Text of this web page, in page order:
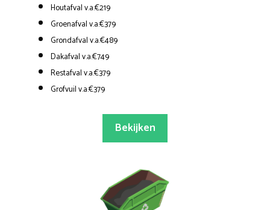
Houtafval v.a.€219
Groenafval v.a.€379
Grondafval v.a.€489
Dakafval v.a.€749
Restafval v.a.€379
Grofvuil v.a.€379
Bekijken